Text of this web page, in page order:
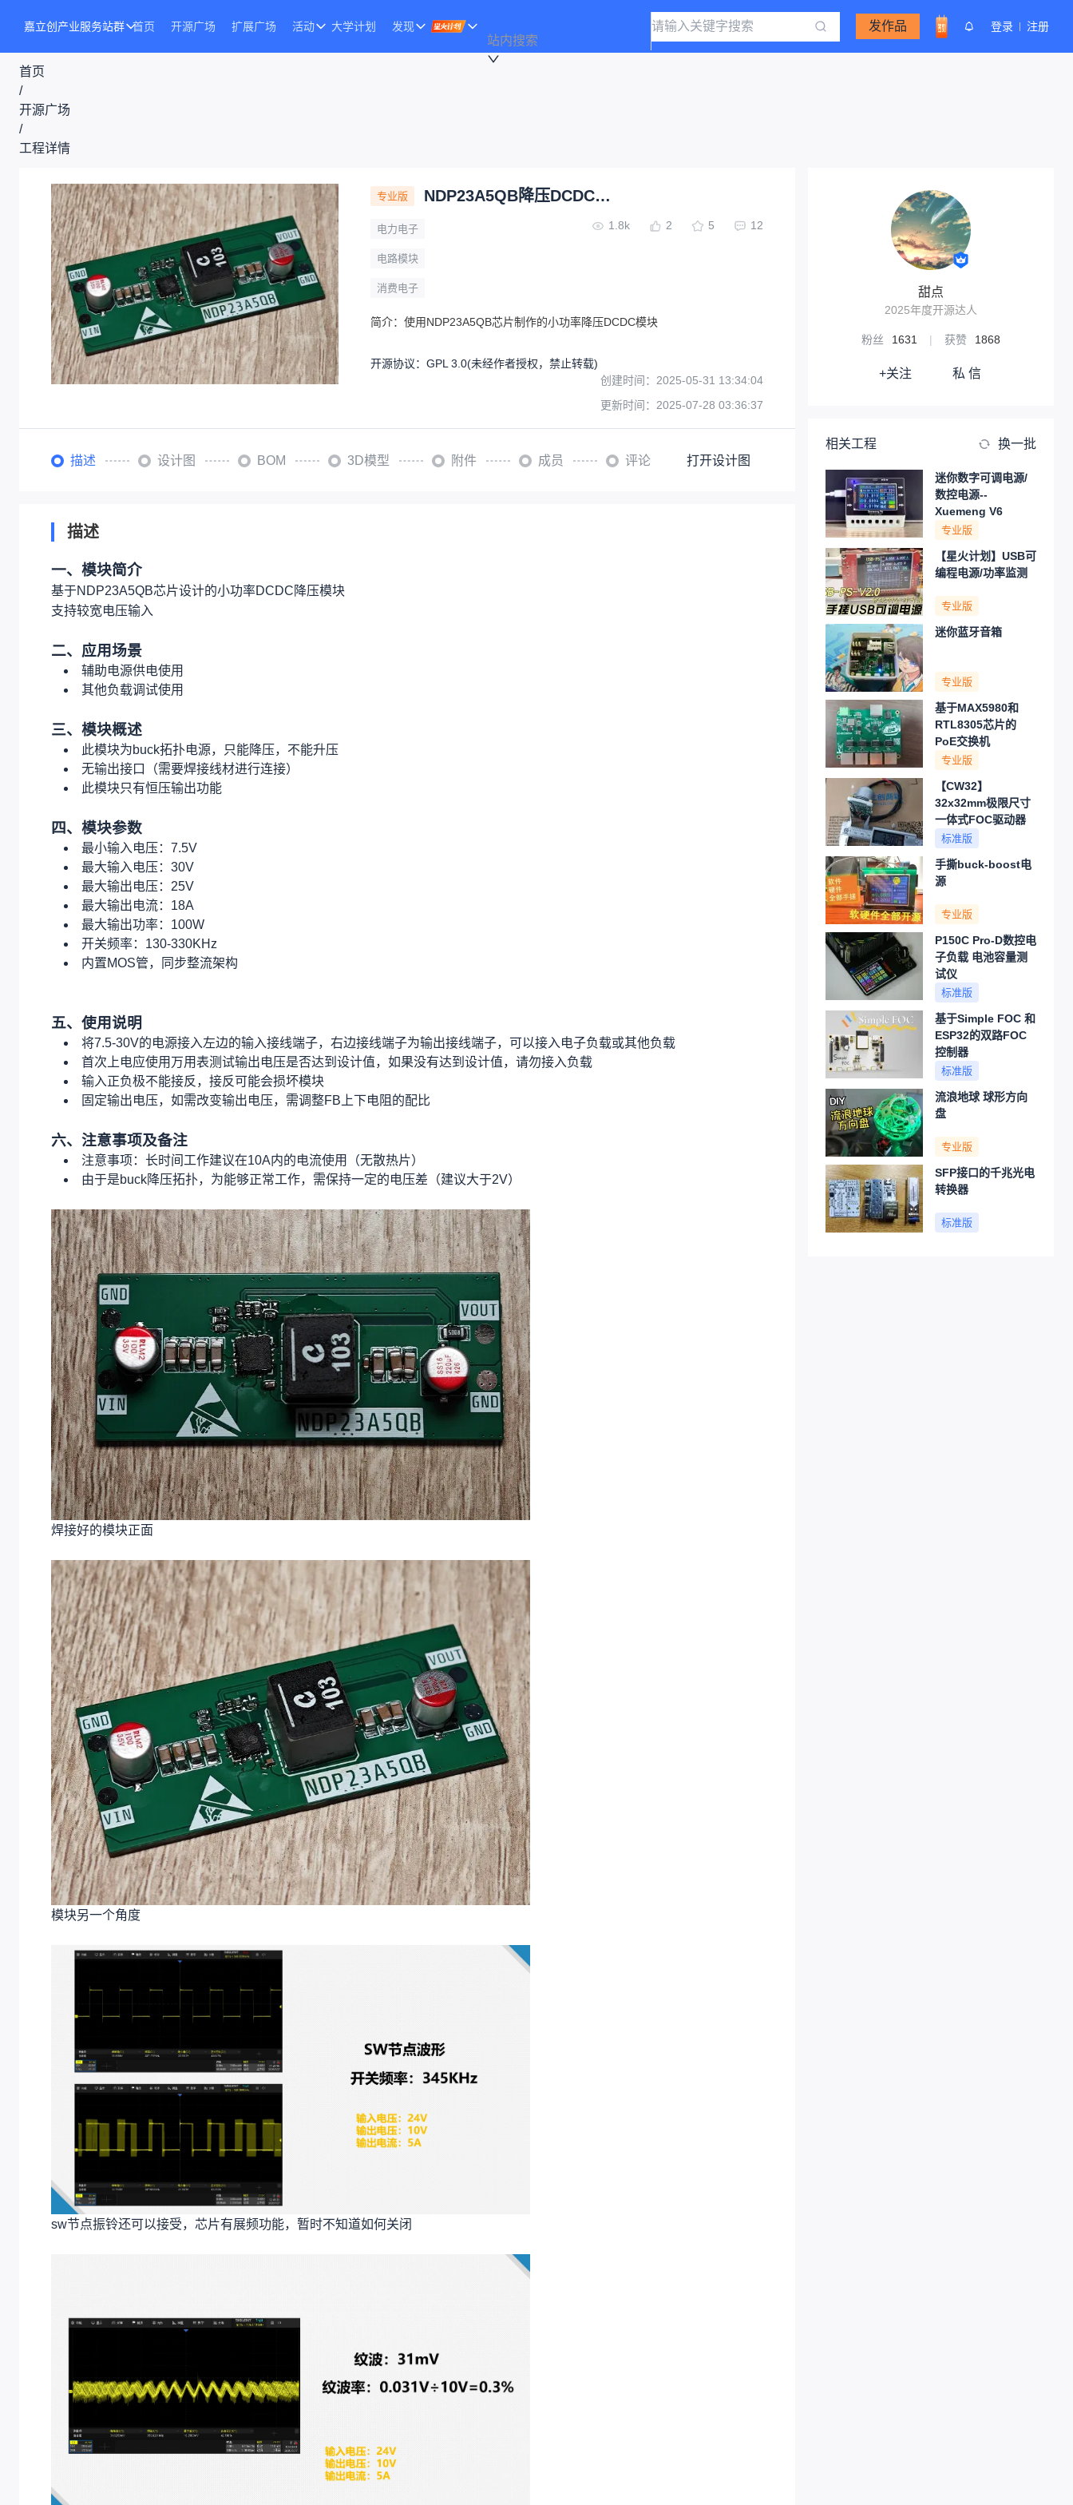
嘉立创产业服务站群 首页 开源广场 扩展广场 活动 大学计划 发现
站内搜索
发作品 登录 注册
首页
/
开源广场
/
工程详情
专业版 NDP23A5QB降压DCDC模块
电力电子
电路模块
消费电子
1.8k 2 5 12
简介： 使用NDP23A5QB芯片制作的小功率降压DCDC模块
开源协议： GPL 3.0(未经作者授权，禁止转载)
创建时间： 2025-05-31 13:34:04
更新时间： 2025-07-28 03:36:37
描述 设计图 BOM 3D模型 附件 成员 评论 打开设计图
描述
一、模块简介
基于NDP23A5QB芯片设计的小功率DCDC降压模块
支持较宽电压输入
二、应用场景
辅助电源供电使用
其他负载调试使用
三、模块概述
此模块为buck拓扑电源，只能降压，不能升压
无输出接口（需要焊接线材进行连接）
此模块只有恒压输出功能
四、模块参数
最小输入电压：7.5V
最大输入电压：30V
最大输出电压：25V
最大输出电流：18A
最大输出功率：100W
开关频率：130-330KHz
内置MOS管，同步整流架构
五、 使用说明
将7.5-30V的电源接入左边的输入接线端子，右边接线端子为输出接线端子，可以接入电子负载或其他负载
首次上电应使用万用表测试输出电压是否达到设计值，如果没有达到设计值，请勿接入负载
输入正负极不能接反，接反可能会损坏模块
固定输出电压，如需改变输出电压，需调整FB上下电阻的配比
六、注意事项及备注
注意事项：长时间工作建议在10A内的电流使用（无散热片）
由于是buck降压拓扑，为能够正常工作，需保持一定的电压差（建议大于2V）
焊接好的模块正面
模块另一个角度
sw节点振铃还可以接受，芯片有展频功能，暂时不知道如何关闭
甜点
2025年度开源达人
粉丝 1631 | 获赞 1868
+关注 私 信
相关工程 换一批
迷你数字可调电源/
数控电源--
Xuemeng V6
专业版
【星火计划】USB可
编程电源/功率监测
专业版
迷你蓝牙音箱
专业版
基于MAX5980和
RTL8305芯片的
PoE交换机
专业版
【CW32】
32x32mm极限尺寸
一体式FOC驱动器
标准版
手撕buck-boost电
源
专业版
P150C Pro-D数控电
子负载 电池容量测
试仪
标准版
基于Simple FOC 和
ESP32的双路FOC
控制器
标准版
流浪地球 球形方向
盘
专业版
SFP接口的千兆光电
转换器
标准版